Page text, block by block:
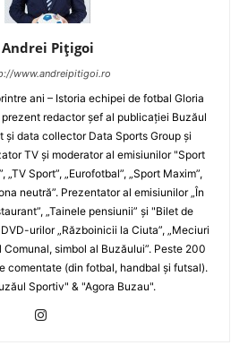
Andrei Pițigoi
www.andreipitigoi.ro
ani – Istoria echipei de fotbal Gloria
prezent redactor şef al publicaţiei Buzăul
şi data collector Data Sports Group şi
TV şi moderator al emisiunilor "Sport
„TV Sport”, „Eurofotbal”, „Sport Maxim”,
neutră”. Prezentator al emisiunilor „În
„Tainele pensiunii” şi "Bilet de
urilor „Războinicii la Ciuta”, „Meciuri
Comunal, simbol al Buzăului”. Peste 200
comentate (din fotbal, handbal şi futsal).
Sportiv" & "Agora Buzau".